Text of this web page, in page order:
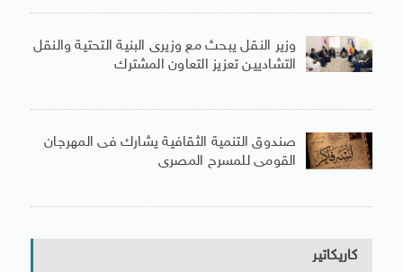
وزير النقل يبحث مع وزيرى البنية التحتية والنقل
التشاديين تعزيز التعاون المشترك
صندوق التنمية الثقافية يشارك فى المهرجان
القومى للمسرح المصرى
كاريكاتير